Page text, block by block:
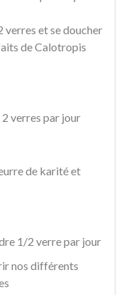
verres et se doucher
de Calotropis
verres par jour
de karité et
1/2 verre par jour
nos différents